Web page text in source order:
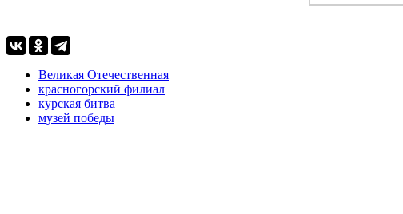
Великая Отечественная
красногорский филиал
курская битва
музей победы